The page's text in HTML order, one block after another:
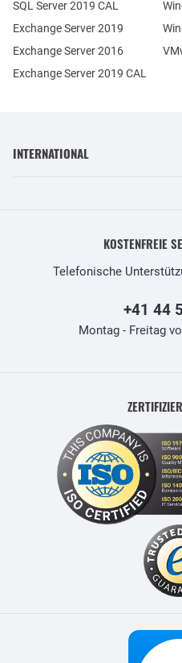
Exchange Server 2019
Exchange Server 2016
SQL Server 2019 CAL
Exchange Server 2019 CAL
INTERNATIONAL
KOSTENFREIE
Telefonische
+41 44
Montag - Freitag